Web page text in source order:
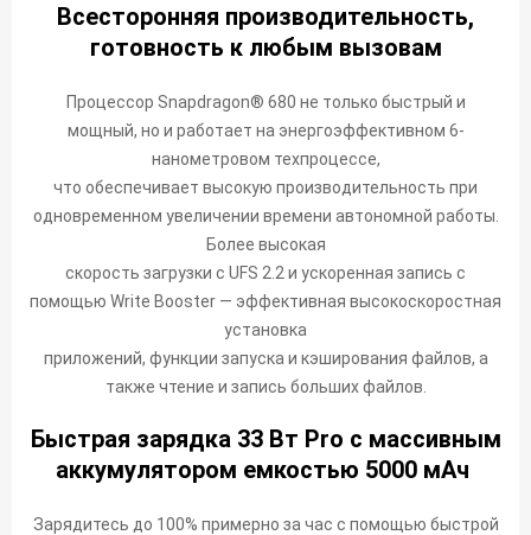
Всесторонняя производительность,
готовность к любым вызовам
Процессор Snapdragon® 680 не только быстрый и
мощный, но и работает на энергоэффективном 6-
нанометровом техпроцессе,
что обеспечивает высокую производительность при
одновременном увеличении времени автономной работы.
Более высокая
скорость загрузки с UFS 2.2 и ускоренная запись с
помощью Write Booster — эффективная высокоскоростная
установка
приложений, функции запуска и кэширования файлов, а
также чтение и запись больших файлов.
Быстрая зарядка 33 Вт Pro с массивным
аккумулятором емкостью 5000 мАч
Зарядитесь до 100% примерно за час с помощью быстрой